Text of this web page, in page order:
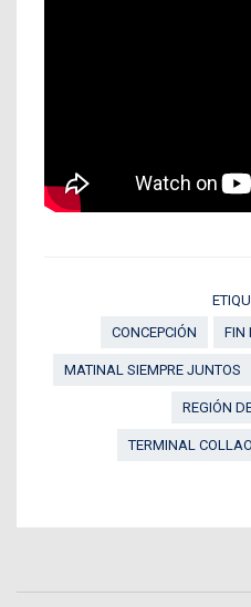
CONCEPCIÓN
FIN
MATINAL SIEMPRE JUNTOS
REGIÓN
TERMINAL